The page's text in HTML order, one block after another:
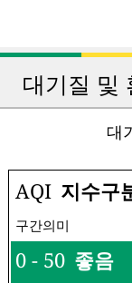
대기질 및
대
AQI 지수구
구간의미
0 - 50 좋음